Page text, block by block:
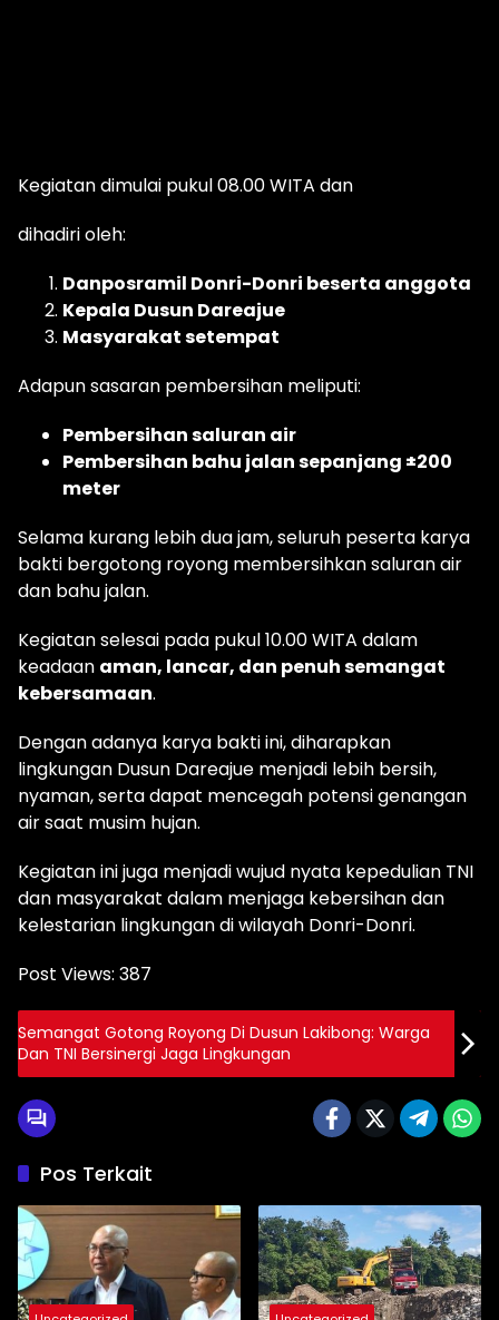
Kegiatan dimulai pukul 08.00 WITA dan
dihadiri oleh:
Danposramil Donri-Donri beserta anggota
Kepala Dusun Dareajue
Masyarakat setempat
Adapun sasaran pembersihan meliputi:
Pembersihan saluran air
Pembersihan bahu jalan sepanjang ±200
meter
Selama kurang lebih dua jam, seluruh peserta karya
bakti bergotong royong membersihkan saluran air
dan bahu jalan.
Kegiatan selesai pada pukul 10.00 WITA dalam
keadaan aman, lancar, dan penuh semangat
kebersamaan.
Dengan adanya karya bakti ini, diharapkan
lingkungan Dusun Dareajue menjadi lebih bersih,
nyaman, serta dapat mencegah potensi genangan
air saat musim hujan.
Kegiatan ini juga menjadi wujud nyata kepedulian TNI
dan masyarakat dalam menjaga kebersihan dan
kelestarian lingkungan di wilayah Donri-Donri.
Post Views: 387
Semangat Gotong Royong Di Dusun Lakibong: Warga
Dan TNI Bersinergi Jaga Lingkungan
Pos Terkait